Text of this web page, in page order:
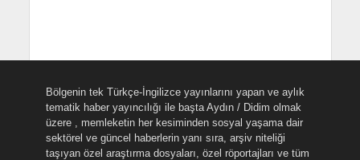
Bölgenin tek Türkçe-İngilizce yayınlarını yapan ve aylık
tematik haber yayıncılığı ile başta Aydın / Didim olmak
üzere , memleketin her kesiminden sosyal yaşama dair
sektörel ve güncel haberlerin yanı sıra, arşiv niteliği
taşıyan özel araştırma dosyaları, özel röportajları ve tüm